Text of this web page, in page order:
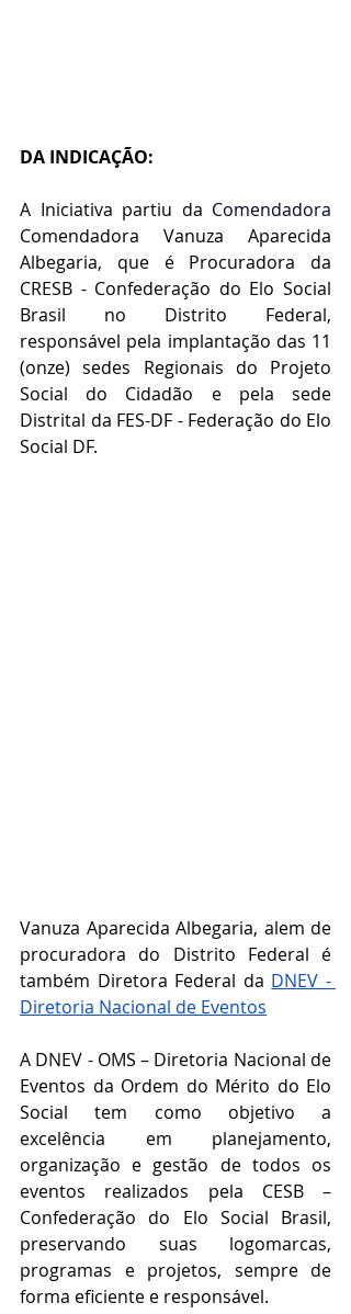
DA INDICAÇÃO:
A Iniciativa partiu da
Comendadora Vanuza Aparecida
Albegaria, que é Procuradora da
CRESB - Confederação do Elo Social
Brasil no Distrito Federal,
responsável pela implantação das 11
(onze) sedes Regionais do Projeto
Social do Cidadão e pela sede
Distrital da FES-DF - Federação do Elo
Social DF.
Vanuza Aparecida Albegaria, alem de
procuradora do Distrito Federal é
também Diretora Federal da DNEV -
Diretoria Nacional de Eventos
A DNEV - OMS – Diretoria Nacional de
Eventos da Ordem do Mérito do Elo
Social tem como objetivo a
excelência em planejamento,
organização e gestão de todos os
eventos realizados pela CESB –
Confederação do Elo Social Brasil,
preservando suas logomarcas,
programas e projetos, sempre de
forma eficiente e responsável.